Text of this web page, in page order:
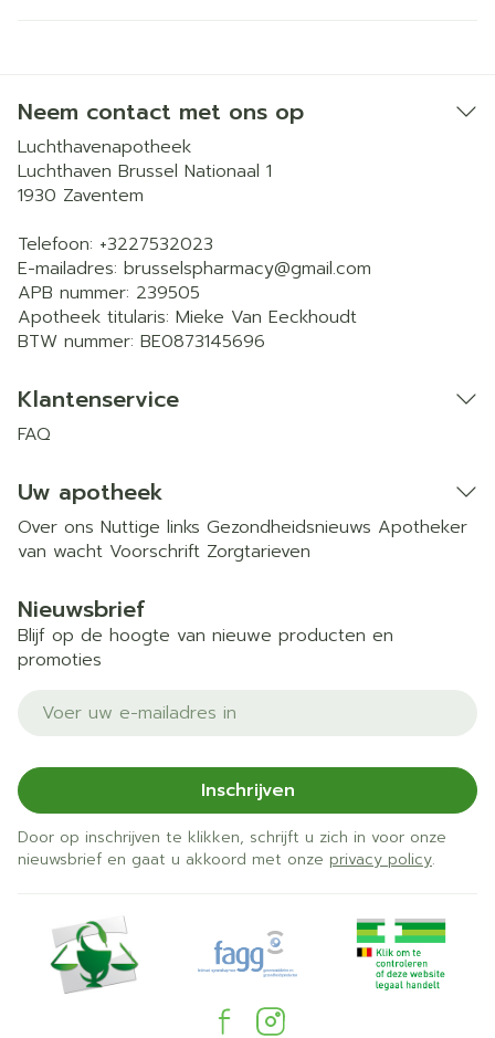
Neem contact met ons op
Luchthavenapotheek
Luchthaven Brussel Nationaal 1
1930 Zaventem
Telefoon: +3227532023
E-mailadres: brusselspharmacy@gmail.com
APB nummer: 239505
Apotheek titularis: Mieke Van Eeckhoudt
BTW nummer: BE0873145696
Klantenservice
FAQ
Uw apotheek
Over ons Nuttige links Gezondheidsnieuws Apotheker
van wacht Voorschrift Zorgtarieven
Nieuwsbrief
Blijf op de hoogte van nieuwe producten en
promoties
E-mail adres
Inschrijven
Door op inschrijven te klikken, schrijft u zich in voor onze
nieuwsbrief en gaat u akkoord met onze privacy policy.